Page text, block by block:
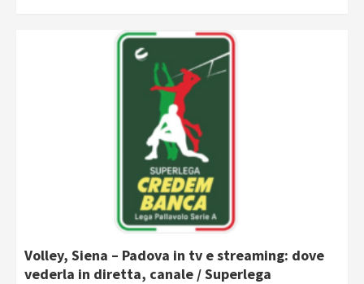
Volley, Siena – Padova in tv e streaming: dove
vederla in diretta, canale / Superlega